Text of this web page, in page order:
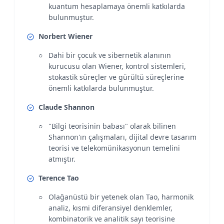
kuantum hesaplamaya önemli katkılarda
bulunmuştur.
Norbert Wiener
Dahi bir çocuk ve sibernetik alanının
kurucusu olan Wiener, kontrol sistemleri,
stokastik süreçler ve gürültü süreçlerine
önemli katkılarda bulunmuştur.
Claude Shannon
"Bilgi teorisinin babası" olarak bilinen
Shannon'ın çalışmaları, dijital devre tasarım
teorisi ve telekomünikasyonun temelini
atmıştır.
Terence Tao
Olağanüstü bir yetenek olan Tao, harmonik
analiz, kısmi diferansiyel denklemler,
kombinatorik ve analitik sayı teorisine